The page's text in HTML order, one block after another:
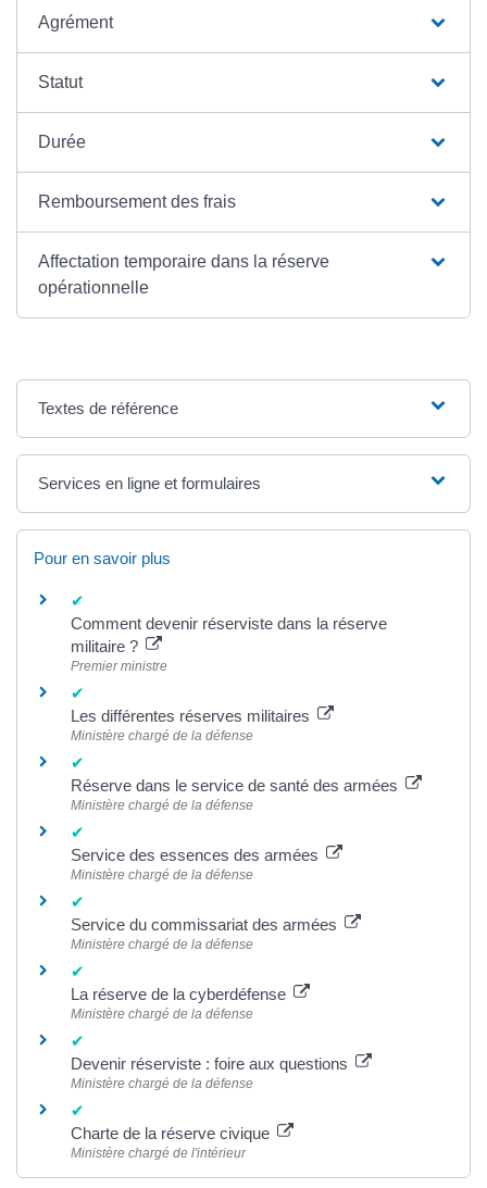
Agrément
Statut
Durée
Remboursement des frais
Affectation temporaire dans la réserve
opérationnelle
Textes de référence
Services en ligne et formulaires
Pour en savoir plus
Comment devenir réserviste dans la réserve
militaire ?
Premier ministre
Les différentes réserves militaires
Ministère chargé de la défense
Réserve dans le service de santé des armées
Ministère chargé de la défense
Service des essences des armées
Ministère chargé de la défense
Service du commissariat des armées
Ministère chargé de la défense
La réserve de la cyberdéfense
Ministère chargé de la défense
Devenir réserviste : foire aux questions
Ministère chargé de la défense
Charte de la réserve civique
Ministère chargé de l'intérieur